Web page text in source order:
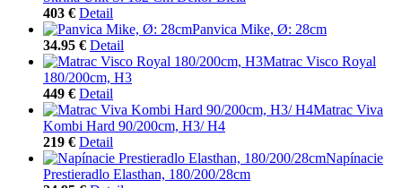
403 € Detail
Panvica Mike, Ø: 28cm
34.95 € Detail
Matrac Visco Royal
180/200cm, H3
449 € Detail
Matrac Viva
Kombi Hard 90/200cm, H3/ H4
219 € Detail
Napínacie
Prestieradlo Elasthan, 180/200/28cm